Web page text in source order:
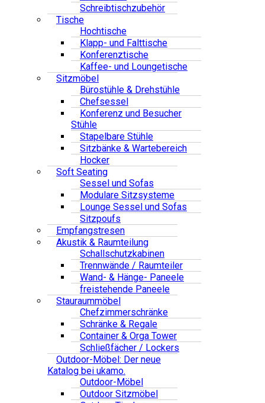
Schreibtischzubehör
Tische
Hochtische
Klapp- und Falttische
Konferenztische
Kaffee- und Loungetische
Sitzmöbel
Bürostühle & Drehstühle
Chefsessel
Konferenz und Besucher
Stühle
Stapelbare Stühle
Sitzbänke & Wartebereich
Hocker
Soft Seating
Sessel und Sofas
Modulare Sitzsysteme
Lounge Sessel und Sofas
Sitzpoufs
Empfangstresen
Akustik & Raumteilung
Schallschutzkabinen
Trennwände / Raumteiler
Wand- & Hänge- Paneele
freistehende Paneele
Stauraummöbel
Chefzimmerschränke
Schränke & Regale
Container & Orga Tower
Schließfächer / Lockers
Outdoor-Möbel: Der neue
Katalog bei ukamo.
Outdoor-Möbel
Outdoor Sitzmöbel